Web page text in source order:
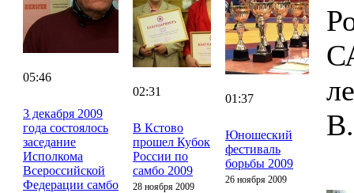
05:46
3 декабря 2009
года состоялось
заседание
Исполкома
Всероссийской
Федерации самбо
02:31
В Кстово
прошел Кубок
России по
самбо 2009
28 ноября 2009
01:37
Юношеский
фестиваль
борьбы 2009
26 ноября 2009